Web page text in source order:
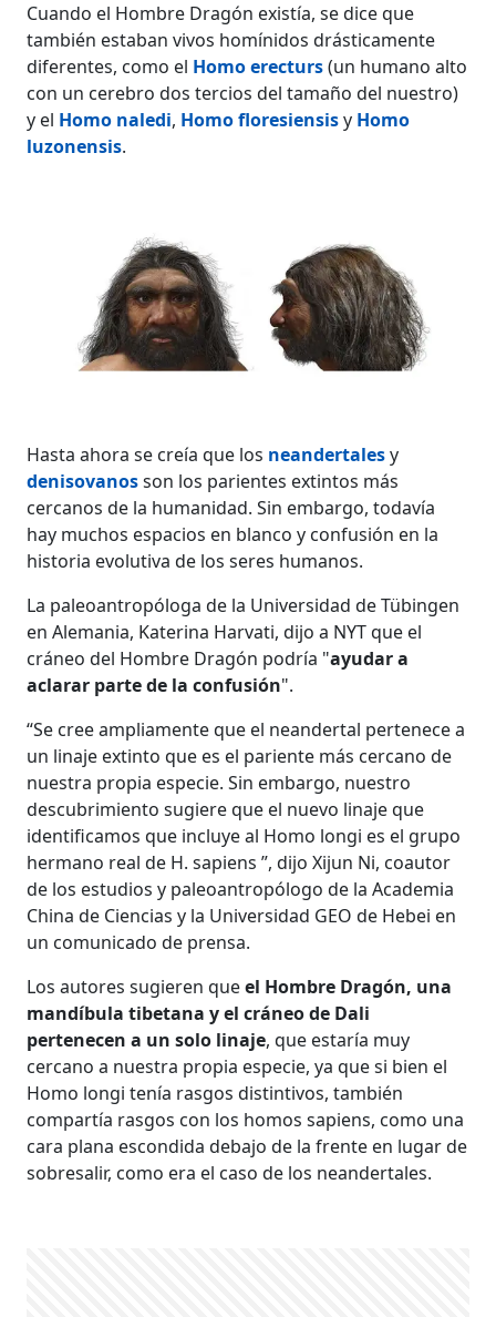
Cuando el Hombre Dragón existía, se dice que
también estaban vivos homínidos drásticamente
diferentes, como el Homo erecturs(un humano alto
con un cerebro dos tercios del tamaño del nuestro)
y el Homo naledi, Homo floresiensisy Homo
luzonensis.
Hasta ahora se creía que los neandertalesy
denisovanosson los parientes extintos más
cercanos de la humanidad. Sin embargo, todavía
hay muchos espacios en blanco y confusión en la
historia evolutiva de los seres humanos.
La paleoantropóloga de la Universidad de Tübingen
en Alemania, Katerina Harvati, dijo a NYT que el
cráneo del Hombre Dragón podría "ayudar a
aclarar parte de la confusión".
“Se cree ampliamente que el neandertal pertenece a
un linaje extinto que es el pariente más cercano de
nuestra propia especie. Sin embargo, nuestro
descubrimiento sugiere que el nuevo linaje que
identificamos que incluye al Homo longi es el grupo
hermano real de H. sapiens ”, dijo Xijun Ni, coautor
de los estudios y paleoantropólogo de la Academia
China de Ciencias y la Universidad GEO de Hebei en
un comunicado de prensa.
Los autores sugieren queel Hombre Dragón, una
mandíbula tibetana y el cráneo de Dali
pertenecen a un solo linaje, que estaría muy
cercano a nuestra propia especie, ya que si bien el
Homo longi tenía rasgos distintivos, también
compartía rasgos con los homos sapiens, como una
cara plana escondida debajo de la frente en lugar de
sobresalir, como era el caso de los neandertales.